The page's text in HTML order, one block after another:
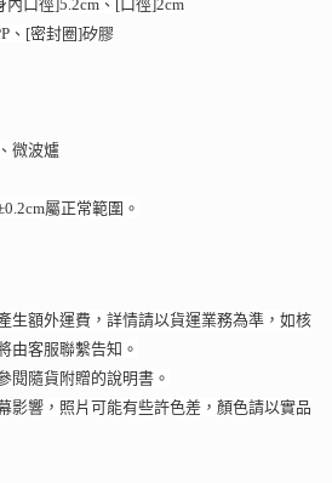
內口徑]5.2cm、[口徑]2cm
、[密封圈]矽膠
微波爐
屬正常範圍。
生額外運費，詳情請以貨運業務為準，如核
由客服聯繫告知。
隨貨附贈的說明書。
響，照片可能有些許色差，顏色請以實品